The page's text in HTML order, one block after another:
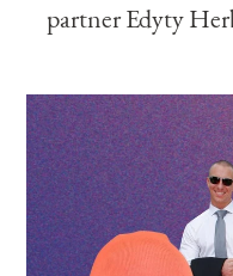
partner Edyty